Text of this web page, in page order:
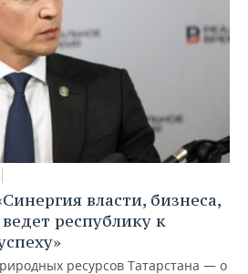
власти, бизнеса,
республику к
ресурсов Татарстана — о